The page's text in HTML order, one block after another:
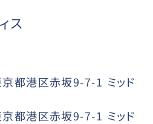
ス
都港区赤坂9-7-1 ミッド
都港区赤坂9-7-1 ミッド